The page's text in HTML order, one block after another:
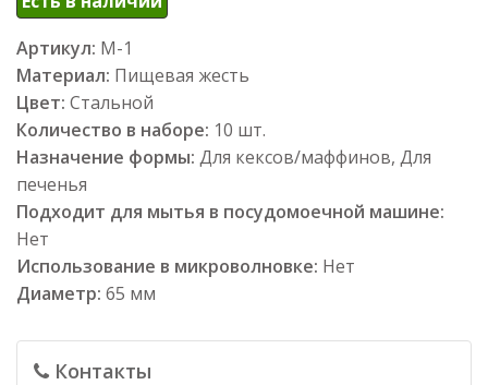
Артикул: М-1
Материал: Пищевая жесть
Цвет: Стальной
Количество в наборе: 10 шт.
Назначение формы: Для кексов/маффинов, Для
печенья
Подходит для мытья в посудомоечной машине:
Нет
Использование в микроволновке: Нет
Диаметр: 65 мм
Контакты